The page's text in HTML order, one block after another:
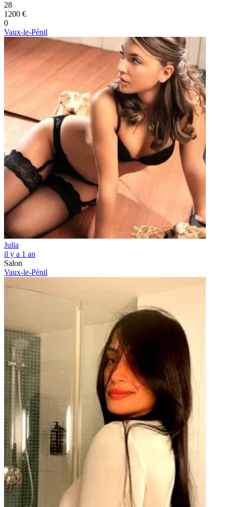
28
1200 €
0
Vaux-le-Pénil
Julia
il y a 1 an
Salon
Vaux-le-Pénil